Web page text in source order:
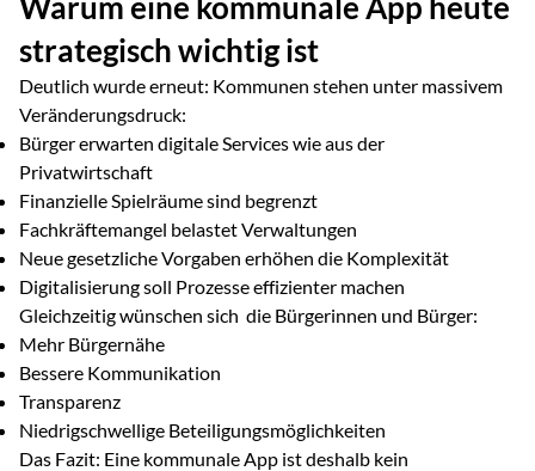
strategisch wichtig ist
Deutlich wurde erneut: Kommunen stehen unter massivem
Veränderungsdruck:
Bürger erwarten digitale Services wie aus der
Privatwirtschaft
Finanzielle Spielräume sind begrenzt
Fachkräftemangel belastet Verwaltungen
Neue gesetzliche Vorgaben erhöhen die Komplexität
Digitalisierung soll Prozesse effizienter machen
Gleichzeitig wünschen sich die Bürgerinnen und Bürger:
Mehr Bürgernähe
Bessere Kommunikation
Transparenz
Niedrigschwellige Beteiligungsmöglichkeiten
Das Fazit: Eine kommunale App ist deshalb kein